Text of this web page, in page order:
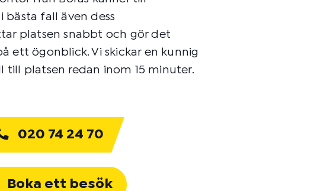
bästa fall även dess
platsen snabbt och gör det
ett ögonblick. Vi skickar en kunnig
till platsen redan inom 15 minuter.
020 74 24 70
Boka ett besök